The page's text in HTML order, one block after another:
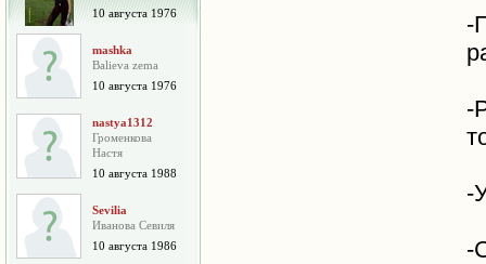
10 августа 1976
mashka
Balieva zema
10 августа 1976
nastya1312
Громенкова
Настя
10 августа 1988
Sevilia
Иванова Севиля
10 августа 1986
-
-
-
-